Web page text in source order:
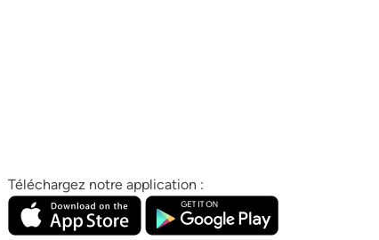
Téléchargez notre application :